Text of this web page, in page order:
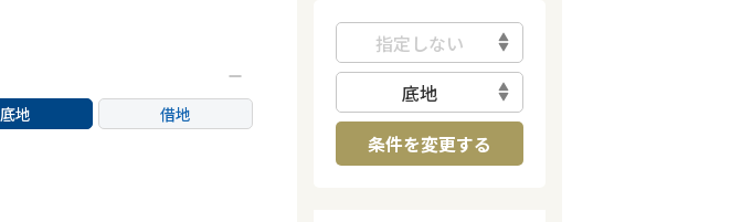
底地
借地
指定しない
底地
条件を変更する